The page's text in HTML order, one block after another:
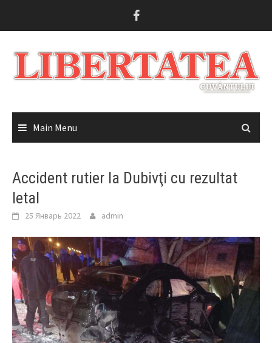
Main Menu
Accident rutier la Dubivţi cu rezultat
letal
25 Январь 2022 admin